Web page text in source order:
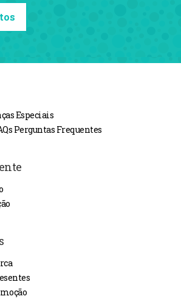
Especiais
Perguntas Frequentes